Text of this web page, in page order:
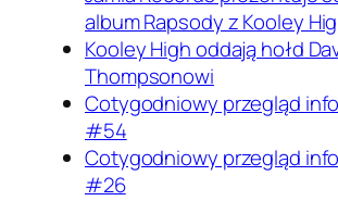
album Rapsody z Kooley
Kooley High oddają hołd
Thompsonowi
Cotygodniowy przegląd
#54
Cotygodniowy przegląd
#26